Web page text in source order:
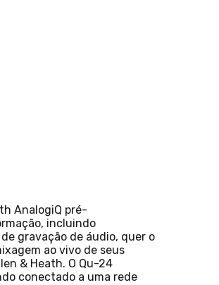
AnalogiQ pré-
incluindo
gravação de áudio, quer o
ao vivo de seus
& Heath. O Qu-24
conectado a uma rede